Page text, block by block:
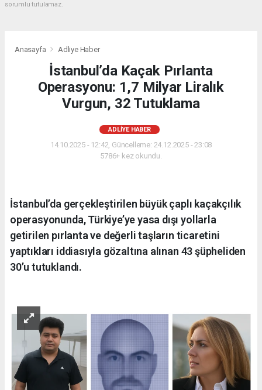
sorumlu tutulamaz.
Anasayfa Adliye Haber
İstanbul’da Kaçak Pırlanta
Operasyonu: 1,7 Milyar Liralık
Vurgun, 32 Tutuklama
ADLIYE HABER
14.10.2025 - 12:42, Güncelleme: 24.12.2025 - 23:08
5786+ kez okundu.
İstanbul’da gerçekleştirilen büyük çaplı kaçakçılık
operasyonunda, Türkiye’ye yasa dışı yollarla
getirilen pırlanta ve değerli taşların ticaretini
yaptıkları iddiasıyla gözaltına alınan 43 şüpheliden
30’u tutuklandı.